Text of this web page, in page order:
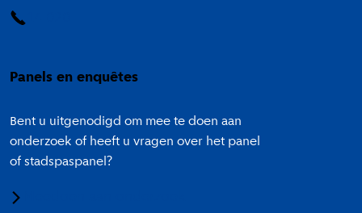
Panels en enquêtes
Bent u uitgenodigd om mee te doen aan
onderzoek of heeft u vragen over het panel
of stadspaspanel?